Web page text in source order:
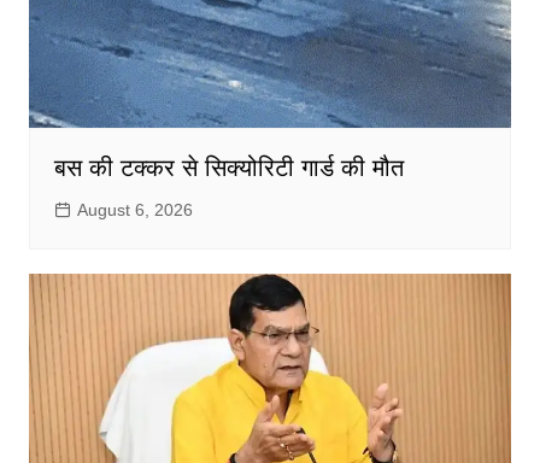
बस की टक्कर से सिक्योरिटी गार्ड की मौत
August 6, 2026